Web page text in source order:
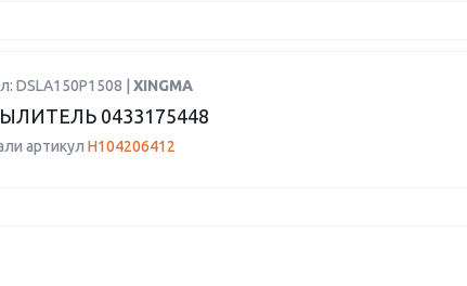
DSLA150P1508 | XINGMA
0433175448
артикул H104206412